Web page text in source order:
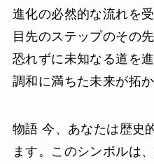
進化の必然的な流れを
目先のステップのその
恐れずに未知なる道を
調和に満ちた未来が拓
物語 今、あなたは歴史
ます。このシンボルは、